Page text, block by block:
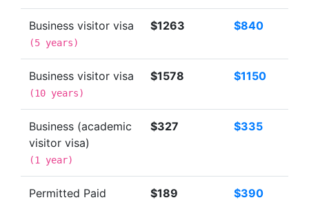
Business visitor visa
(5 years)
$1263 $840
Business visitor visa
(10 years)
$1578 $1150
Business (academic
visitor visa)
(1 year)
$327 $335
Permitted Paid
$189 $390